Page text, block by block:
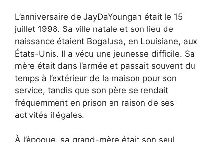
L’anniversaire de JayDaYoungan était le 15
juillet 1998. Sa ville natale et son lieu de
naissance étaient Bogalusa, en Louisiane, aux
États-Unis. Il a vécu une jeunesse difficile. Sa
mère était dans l’armée et passait souvent du
temps à l’extérieur de la maison pour son
service, tandis que son père se rendait
fréquemment en prison en raison de ses
activités illégales.
À l’époque, sa grand-mère était son seul